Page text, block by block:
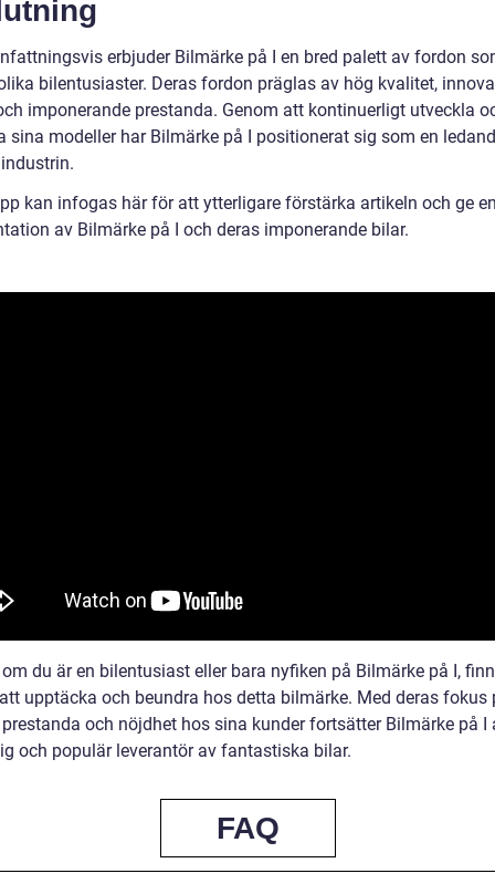
erbjuder Bilmärke på I en bred palett av fordon
bilentusiaster. Deras fordon präglas av hög kvalitet,
imponerande prestanda. Genom att kontinuerligt utveckla
sina modeller har Bilmärke på I positionerat sig som en
kan infogas här för att ytterligare förstärka artikeln och ge
av Bilmärke på I och deras imponerande bilar.
du är en bilentusiast eller bara nyfiken på Bilmärke på I,
upptäcka och beundra hos detta bilmärke. Med deras fokus
och nöjdhet hos sina kunder fortsätter Bilmärke på I
och populär leverantör av fantastiska bilar.
FAQ